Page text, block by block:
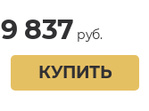
9 837 руб.
КУПИТЬ